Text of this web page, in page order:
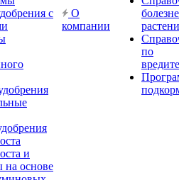
с
и
на основе
О
компании
по